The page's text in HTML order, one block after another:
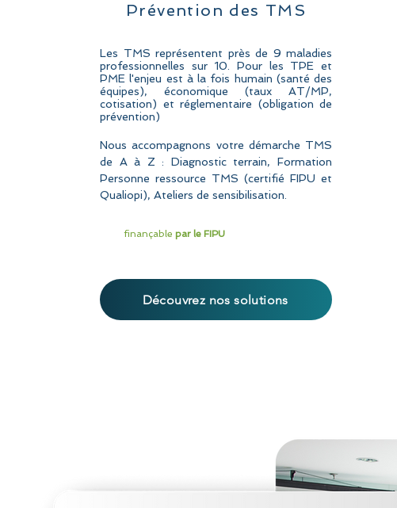
Prévention des TMS
Les TMS représentent près de 9 maladies
professionnelles sur 10. Pour les TPE et
PME l'enjeu est à la fois humain (santé des
équipes), économique (taux AT/MP,
cotisation) et réglementaire (obligation de
prévention)
Nous accompagnons votre démarche TMS
de A à Z : Diagnosticterrain, Formation
Personne ressource TMS (certifié FIPU et
Qualiopi), Ateliers de sensibilisation.
finançable par le FIPU
Découvrez nos solutions